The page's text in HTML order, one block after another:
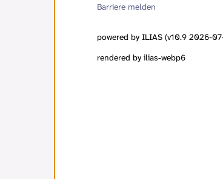
Barriere melden
powered by ILIAS (v10.9 2026-
rendered by ilias-webp6